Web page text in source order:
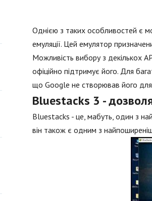
Однією з таких особливостей є
емуляції. Цей емулятор
Можливість вибору з декількох
офіційно підтримує його. Для
що Google не створював його для
Bluestacks 3 -
Bluestacks - це, мабуть, один з
він також є одним з